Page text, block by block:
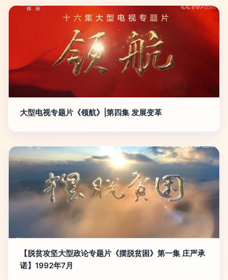
大型电视专题片《领航》|第四集 发展变革
【脱贫攻坚大型政论专题片《摆脱贫困》第一集 庄严承
诺】1992年7月